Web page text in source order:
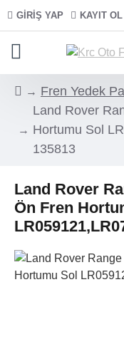
GIRIŞ YAP KAYIT OL
Fren Yedek
Land Rover
Hortumu Sol
135813
Land Rover
Ön Fren